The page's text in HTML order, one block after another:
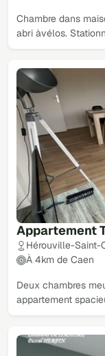
Chambre dans
abri àvélos.
Appartement
Hérouville-Saint-
À 4km de Caen
Deux chambres
appartement